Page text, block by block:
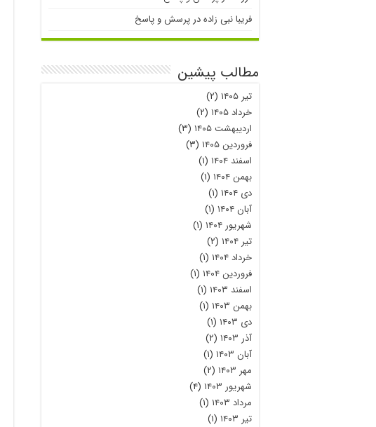
فریبا نبی زادهدر پرسش و پاسخ
مطالب پیشین
تیر ۱۴۰۵
(۲)
خرداد ۱۴۰۵
(۲)
اردیبهشت ۱۴۰۵
(۳)
فروردین ۱۴۰۵
(۳)
اسفند ۱۴۰۴
(۱)
بهمن ۱۴۰۴
(۱)
دی ۱۴۰۴
(۱)
آبان ۱۴۰۴
(۱)
شهریور ۱۴۰۴
(۱)
تیر ۱۴۰۴
(۲)
خرداد ۱۴۰۴
(۱)
فروردین ۱۴۰۴
(۱)
اسفند ۱۴۰۳
(۱)
بهمن ۱۴۰۳
(۱)
دی ۱۴۰۳
(۱)
آذر ۱۴۰۳
(۲)
آبان ۱۴۰۳
(۱)
مهر ۱۴۰۳
(۲)
شهریور ۱۴۰۳
(۴)
مرداد ۱۴۰۳
(۱)
تیر ۱۴۰۳
(۱)